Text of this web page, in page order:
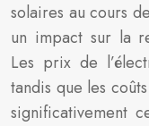
solaires au cours
un impact sur la
Les prix de
tandis que les
significativement